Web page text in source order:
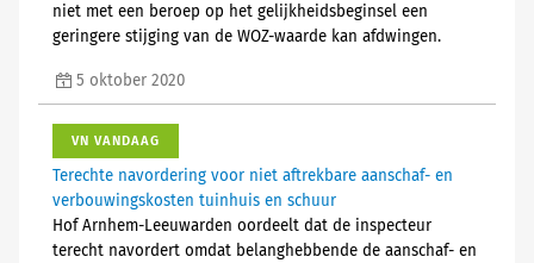
niet met een beroep op het gelijkheidsbeginsel een
geringere stijging van de WOZ-waarde kan afdwingen.
5 oktober 2020
VN VANDAAG
Terechte navordering voor niet aftrekbare aanschaf- en
verbouwingskosten tuinhuis en schuur
Hof Arnhem-Leeuwarden oordeelt dat de inspecteur
terecht navordert omdat belanghebbende de aanschaf- en